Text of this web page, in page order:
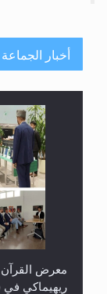
أخبار الجماعة
معرض القرآن
ريهيماكي في